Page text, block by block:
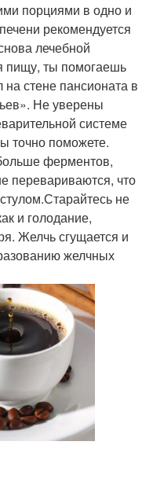
порциями в одно и
рекомендуется
лечебной
пищу, ты помогаешь
стене пансионата в
Не уверены
системе
точно поможете.
ферментов,
перевариваются, что
не
и голодание,
Желчь сгущается и
желчных